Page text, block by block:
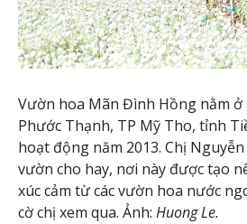
Vườn hoa Mãn Đình Hồng nằm ở
Phước Thạnh, TP Mỹ Tho, tỉnh
hoạt động năm 2013. Chị
vườn cho hay, nơi này được tạo
xúc cảm từ các vườn hoa nước
cờ chị xem qua. Ảnh: Huong Le.